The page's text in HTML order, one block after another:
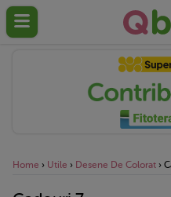
Home › Utile › Desene De Colorat ›